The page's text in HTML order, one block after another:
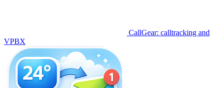
CallGear: calltracking and
VPBX